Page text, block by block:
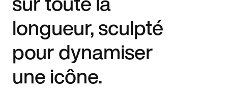
longueur, sculpté
pour dynamiser
une icône.